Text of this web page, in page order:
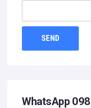
WhatsApp